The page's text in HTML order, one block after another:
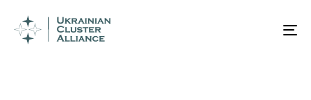
IN: